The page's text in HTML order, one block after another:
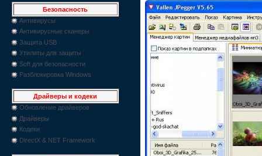
Безопасность
Антивирусы
Антивирусные сканеры
Защита USB
Утилиты для защиты
Soft для безопасности
Разблокировка Windows
Драйверы и кодеки
Обновление драйверов
Драйверы
Кодеки
DirectX & NET Framework